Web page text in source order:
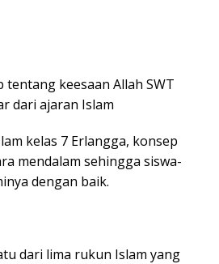
tentang keesaan Allah SWT
dari ajaran Islam
kelas 7 Erlangga, konsep
mendalam sehingga siswa-
dengan baik.
dari lima rukun Islam yang